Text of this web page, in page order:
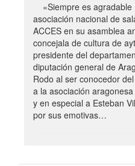
«Siempre es agradable
asociación nacional de
ACCES en su asamblea
concejala de cultura de
presidente del
diputación general de
Rodo al ser conocedor
a la asociación
y en especial a Esteban
por sus emotivas…